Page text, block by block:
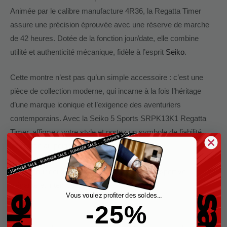
Animée par le calibre manufacture 4R36, la Regatta Timer
assure une précision éprouvée avec une réserve de marche
de 42 heures. Dotée de la fonction jour/date, elle combine
utilité et authenticité mécanique, fidèle à l’esprit Seiko.
Cette montre n’est pas qu’un simple accessoire : c’est une
pièce de collection moderne, qui incarne à la fois l’héritage
d’une marque iconique et l’exigence des aventuriers
contemporains. Avec la Seiko 5 Sports SRPK13K1 Regatta
Timer, affirmez votre style et portez un symbole de fiabilité
japonaise au poignet.
Idéale pour ceux qui recherchent une montre sportive,
élégante et intemporelle.
Vous voulez profiter des soldes...
-25%